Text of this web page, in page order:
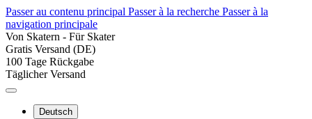
Passer au contenu principal Passer à la recherche Passer à la
navigation principale
Von Skatern - Für Skater
Gratis Versand (DE)
100 Tage Rückgabe
Täglicher Versand
Deutsch